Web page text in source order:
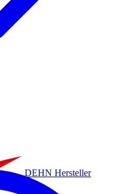
DEHN Hersteller